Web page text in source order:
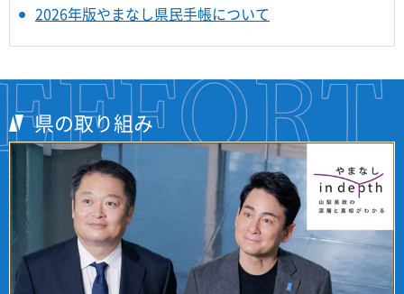
2026年版やまなし県民手帳について
県の取り組み